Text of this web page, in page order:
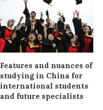
Features and nuances of
studying in China for
international students
and future specialists